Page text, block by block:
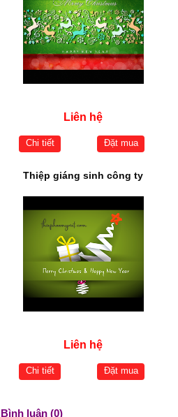
Liên hệ
Chi tiết Đặt mua
Thiệp giáng sinh công ty
Liên hệ
Chi tiết Đặt mua
Bình luận (0)